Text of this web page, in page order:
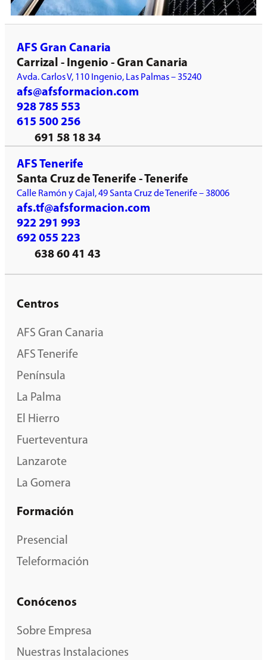
AFS Gran Canaria
Carrizal - Ingenio - Gran Canaria
Avda. Carlos V, 110 Ingenio, Las Palmas – 35240
afs@afsformacion.com
928 785 553
615 500 256
691 58 18 34
AFS Tenerife
Santa Cruz de Tenerife - Tenerife
Calle Ramón y Cajal, 49 Santa Cruz de Tenerife – 38006
afs.tf@afsformacion.com
922 291 993
692 055 223
638 60 41 43
Centros
AFS Gran Canaria
AFS Tenerife
Península
La Palma
El Hierro
Fuerteventura
Lanzarote
La Gomera
Formación
Presencial
Teleformación
Conócenos
Sobre Empresa
Nuestras Instalaciones